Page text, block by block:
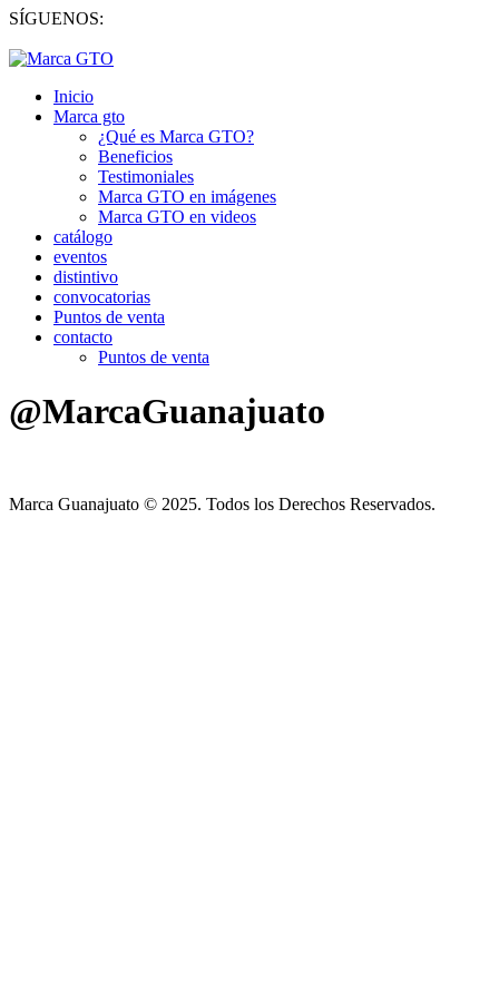
SÍGUENOS:
Inicio
Marca gto
¿Qué es Marca GTO?
Beneficios
Testimoniales
Marca GTO en imágenes
Marca GTO en videos
catálogo
eventos
distintivo
convocatorias
Puntos de venta
contacto
Puntos de venta
@MarcaGuanajuato
Marca Guanajuato © 2025. Todos los Derechos Reservados.